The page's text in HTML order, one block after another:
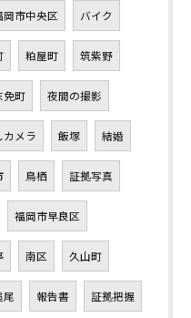
岡市中央区 バイク
粕屋町 筑紫野
免町 夜間の撮影
カメラ 飯塚 結婚
鳥栖 証拠写真
福岡市早良区
南区 久山町
尾 報告書 証拠把握